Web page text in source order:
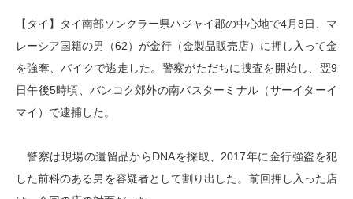
【タイ】タイ南部ソンクラー県ハジャイ郡の中心地で4月8日、マ
レーシア国籍の男（62）が金行（金製品販売店）に押し入って金
を強奪、バイクで逃走した。警察がただちに捜査を開始し、翌9
日午後5時頃、バンコク郊外の南バスターミナル（サーイターイ
マイ）で逮捕した。
警察は現場の遺留品からDNAを採取、2017年に金行強盗を犯
した前科のある男を容疑者として割り出した。前回押し入った店